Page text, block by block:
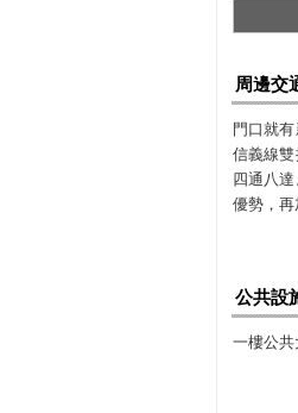
周邊交
門口就
信義線
四通八
優勢，再
公共設
一樓公共